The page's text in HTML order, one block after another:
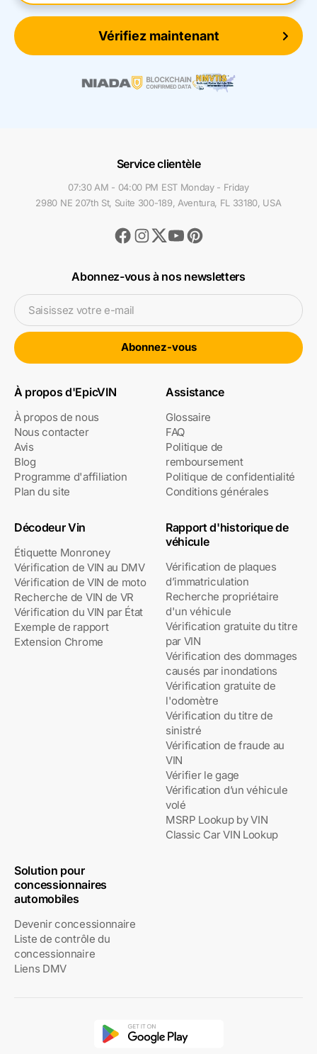
Vérifiez maintenant
Service clientèle
07:30 AM - 04:00 PM EST Monday - Friday
2980 NE 207th St, Suite 300-189, Aventura, FL 33180, USA
Facebook
Instagram
TwitterYoutubePinterest
Abonnez-vous à nos newsletters
Saisissez votre e-mail
Abonnez-vous
À propos d'EpicVIN
À propos de nous
Nous contacter
Avis
Blog
Programme d'affiliation
Plan du site
Assistance
Glossaire
FAQ
Politique de
remboursement
Politique de confidentialité
Conditions générales
Décodeur Vin
Étiquette Monroney
Vérification de VIN au DMV
Vérification de VIN de moto
Recherche de VIN de VR
Vérification du VIN par État
Exemple de rapport
Extension Chrome
Rapport d'historique de
véhicule
Vérification de plaques
d’immatriculation
Recherche propriétaire
d'un véhicule
Vérification gratuite du titre
par VIN
Vérification des dommages
causés par inondations
Vérification gratuite de
l'odomètre
Vérification du titre de
sinistré
Vérification de fraude au
VIN
Vérifier le gage
Vérification d’un véhicule
volé
MSRP Lookup by VIN
Classic Car VIN Lookup
Solution pour
concessionnaires
automobiles
Devenir concessionnaire
Liste de contrôle du
concessionnaire
Liens DMV